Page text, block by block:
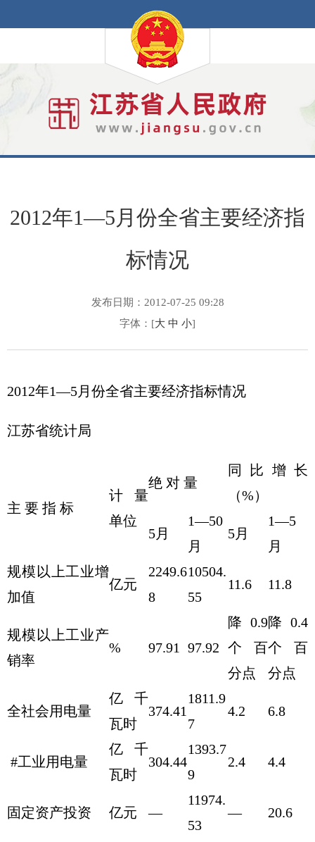
2012年1—5月份全省主要经济指
标情况
发布日期：2012-07-25 09:28
字体：[大 中 小]
2012年1—5月份全省主要经济指标情况
江苏省统计局
主 要 指 标
计量
单位
绝 对 量
同比增长
（%）
5月
1—50
月
5月
1—5
月
规模以上工业增
加值
亿元
2249.6
8
10504.
55
11.6 11.8
规模以上工业产
销率
% 97.91 97.92
降0.9
个百
分点
降0.4
个百
分点
全社会用电量
亿千
瓦时
374.41
1811.9
7
4.2 6.8
#工业用电量
亿千
瓦时
304.44
1393.7
9
2.4 4.4
固定资产投资 亿元 —
11974.
53
— 20.6